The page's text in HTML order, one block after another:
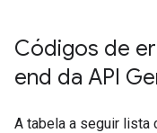
Códigos de
end da API
A tabela a seguir lista